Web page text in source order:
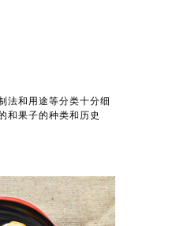
法和用途等分类十分细
和果子的种类和历史